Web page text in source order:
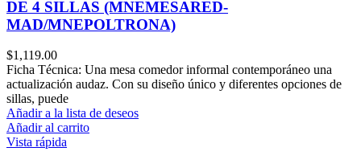
DE 4 SILLAS (MNEMESARED-
MAD/MNEPOLTRONA)
$1,119.00
Ficha Técnica: Una mesa comedor informal contemporáneo una
actualización audaz. Con su diseño único y diferentes opciones de
sillas, puede
Añadir a la lista de deseos
Añadir al carrito
Vista rápida